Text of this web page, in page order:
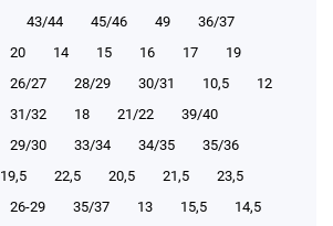
43/44 45/46 49
36/37
20 14 15 16 17
19
26/27 28/29 30/31 10,5
12
31/32 18 21/22
39/40
29/30 33/34 34/35
35/36
19,5 22,5 20,5 21,5
23,5
26-29 35/37 13 15,5
14,5